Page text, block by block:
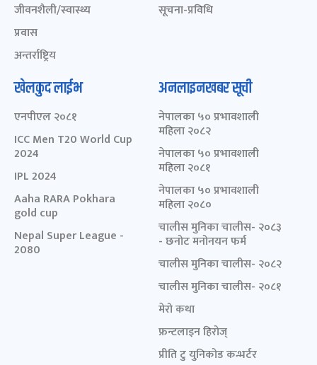
जीवनशैली/स्वास्थ्य
प्रवास
अन्तर्राष्ट्रिय
सूचना-प्रविधि
खेलकुद लाईभ
एनपीएल २०८१
ICC Men T20 World Cup
2024
IPL 2024
Aaha RARA Pokhara
gold cup
Nepal Super League -
2080
अनलाइनखबर सूची
नेपालका ५० प्रभावशाली
महिला २०८२
नेपालका ५० प्रभावशाली
महिला २०८१
नेपालका ५० प्रभावशाली
महिला २०८०
चालीस मुनिका चालीस- २०८३
- छनोट मनोनयन फर्म
चालीस मुनिका चालीस- २०८२
चालीस मुनिका चालीस- २०८१
मेरो कथा
फ्रन्टलाइन हिरोज्
प्रीति टु युनिकोड कन्भर्टर